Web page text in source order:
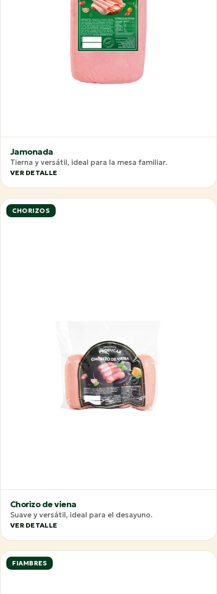
Jamonada
Tierna y versátil, ideal para la mesa familiar.
VER DETALLE
CHORIZOS
Chorizo de viena
Suave y versátil, ideal para el desayuno.
VER DETALLE
FIAMBRES